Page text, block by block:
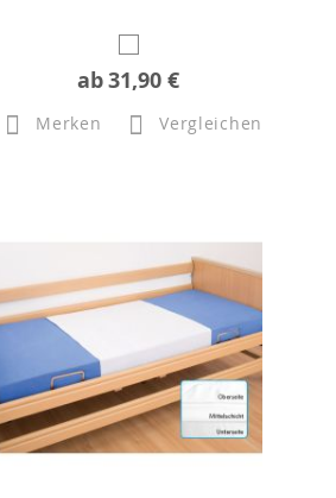
ab31,90 €
Merken Vergleichen